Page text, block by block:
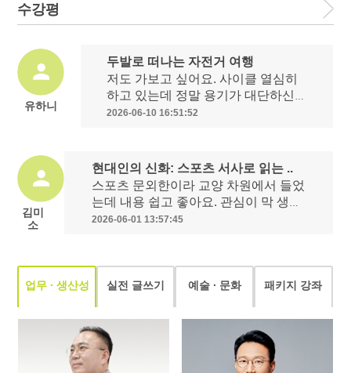
수강평
유하니
두발로 떠나는 자전거 여행
저도 가보고 싶어요. 사이클 열심히
하고 있는데 정말 용기가 대단하신
듯
2026-06-10 16:51:52
김미
소
현대인의 신화: 스포츠 서사로 읽는 ..
스포츠 문외한이라 교양 차원에서 들었
는데 내용 쉽고 좋아요. 관심이 막 생기
네요. 이야기하듯 쉽게 풀어서 편하게
2026-06-01 13:57:45
업무 ∙ 생산성 실전 글쓰기 예술 ∙ 문화 패키지 강좌